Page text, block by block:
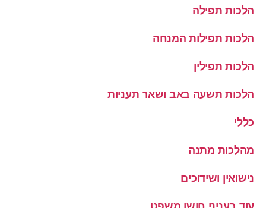
הלכות תפילה
הלכות תפילות המנחה
הלכות תפילין
הלכות תשעה באב ושאר תעניות
כללי
מהלכות מתנה
נישואין ושידוכים